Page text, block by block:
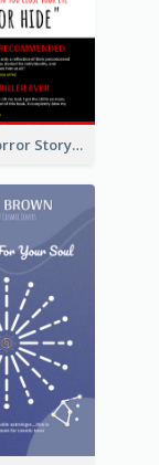
Creepy Horror Story Book Cover Design